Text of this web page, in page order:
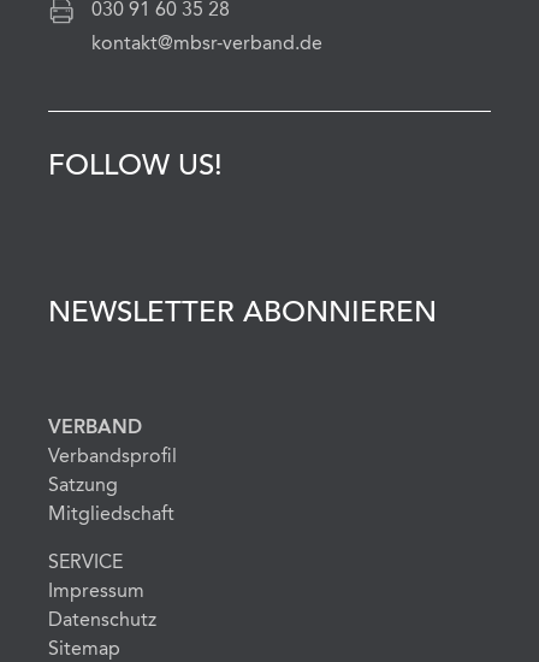
030 91 60 35 28
kontakt@mbsr-verband.de
FOLLOW US!
NEWSLETTER ABONNIEREN
VERBAND
Verbandsprofil
Satzung
Mitgliedschaft
SERVICE
Impressum
Datenschutz
Sitemap